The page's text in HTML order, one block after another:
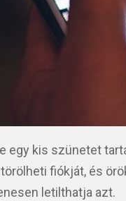
egy kis szünetet
fiókját, és
letilthatja azt.